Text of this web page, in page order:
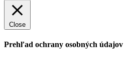
Close
Prehľad ochrany osobných údajov